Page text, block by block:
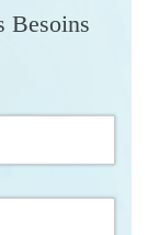
Besoins